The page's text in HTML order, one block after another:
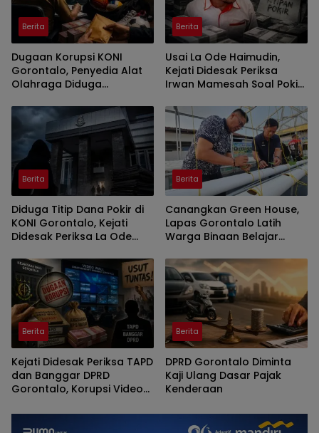
Berita
Dugaan Korupsi KONI
Gorontalo, Penyedia Alat
Olahraga Diduga
UNG
Berita
Usai La Ode Haimudin,
Kejati Didesak Periksa
Irwan Mamesah Soal Pokir
Gorontalo
Berita
Diduga Titip Dana Pokir di
KONI Gorontalo, Kejati
Didesak Periksa La Ode
Berita
Canangkan Green House,
Lapas Gorontalo Latih
Warga Binaan Belajar
Berita
Kejati Didesak Periksa TAPD
dan Banggar DPRD
Gorontalo, Korupsi Video
Deprov
Berita
DPRD Gorontalo Diminta
Kaji Ulang Dasar Pajak
Kenderaan